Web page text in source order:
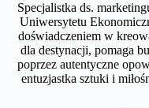
Specjalistka ds.
Uniwersytetu
doświadczeniem w
dla destynacji, pomaga
poprzez autentyczne
entuzjastka sztuki i